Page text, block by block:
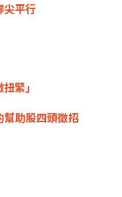
尖平行
緊」
助股四頭徵招